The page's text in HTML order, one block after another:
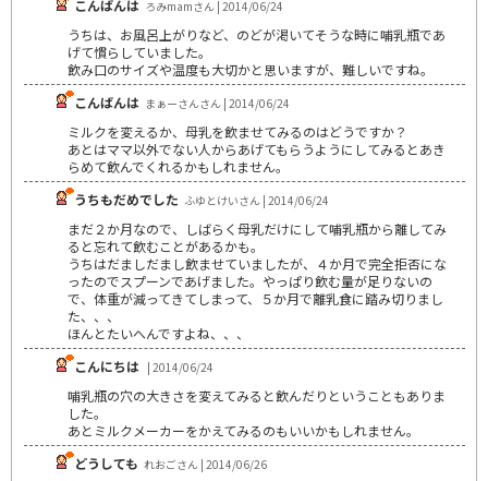
こんばんは ろみmamさん | 2014/06/24
うちは、お風呂上がりなど、のどが渇いてそうな時に哺乳瓶であ
げて慣らしていました。
飲み口のサイズや温度も大切かと思いますが、難しいですね。
こんばんは まぁーさんさん | 2014/06/24
ミルクを変えるか、母乳を飲ませてみるのはどうですか？
あとはママ以外でない人からあげてもらうようにしてみるとあき
らめて飲んでくれるかもしれません。
うちもだめでした ふゆとけいさん | 2014/06/24
まだ２か月なので、しばらく母乳だけにして哺乳瓶から離してみ
ると忘れて飲むことがあるかも。
うちはだましだまし飲ませていましたが、４か月で完全拒否にな
ったのでスプーンであげました。やっぱり飲む量が足りないの
で、体重が減ってきてしまって、５か月で離乳食に踏み切りまし
た、、、
ほんとたいへんですよね、、、
こんにちは | 2014/06/24
哺乳瓶の穴の大きさを変えてみると飲んだりということもありま
した。
あとミルクメーカーをかえてみるのもいいかもしれません。
どうしても れおごさん | 2014/06/26